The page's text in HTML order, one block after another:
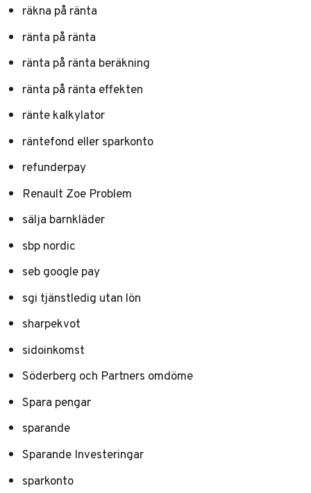
räkna på ränta
ränta på ränta
ränta på ränta beräkning
ränta på ränta effekten
ränte kalkylator
räntefond eller sparkonto
refunderpay
Renault Zoe Problem
sälja barnkläder
sbp nordic
seb google pay
sgi tjänstledig utan lön
sharpekvot
sidoinkomst
Söderberg och Partners omdöme
Spara pengar
sparande
Sparande Investeringar
sparkonto